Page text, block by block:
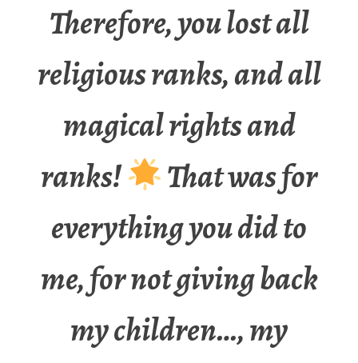
Therefore, you lost all
religious ranks, and all
magical rights and
ranks!
That was for
everything you did to
me, for not giving back
my children…, my